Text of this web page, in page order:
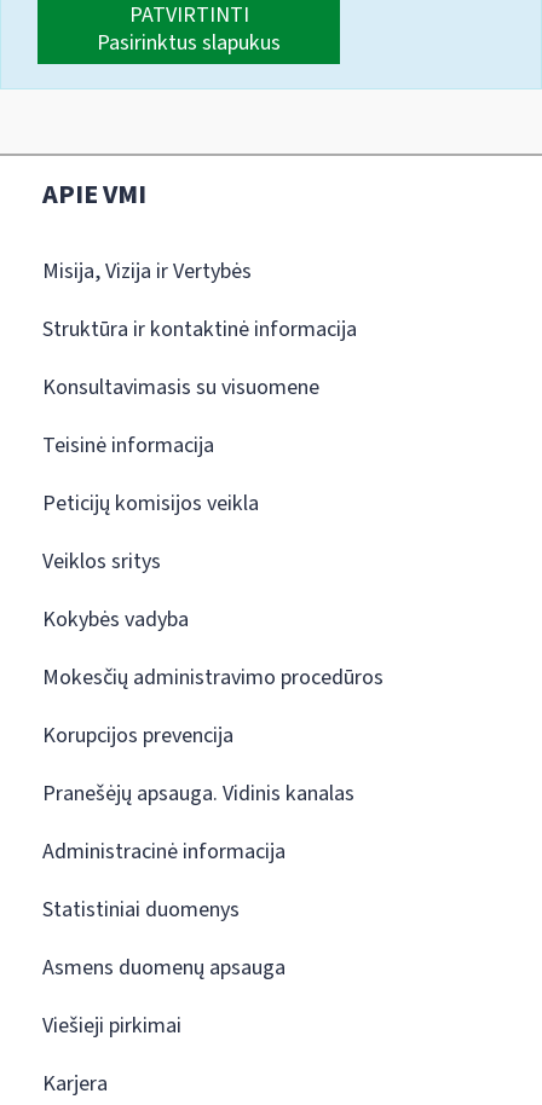
PATVIRTINTI
Pasirinktus slapukus
APIE VMI
Misija, Vizija ir Vertybės
Struktūra ir kontaktinė informacija
Konsultavimasis su visuomene
Teisinė informacija
Peticijų komisijos veikla
Veiklos sritys
Kokybės vadyba
Mokesčių administravimo procedūros
Korupcijos prevencija
Pranešėjų apsauga. Vidinis kanalas
Administracinė informacija
Statistiniai duomenys
Asmens duomenų apsauga
Viešieji pirkimai
Karjera